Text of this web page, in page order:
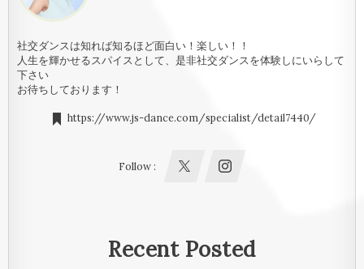
社交ダンスは知れば知るほど面白い！楽しい！！
人生を輝かせるスパイスとして、是非社交ダンスを体験しにいらして
下さい
お待ちしております！
https://www.js-dance.com/specialist/detail7440/
Follow :
Recent Posted